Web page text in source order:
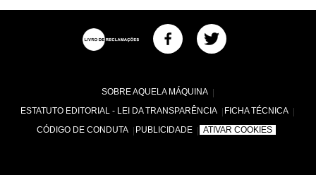
SOBRE AQUELA MÁQUINA
ESTATUTO EDITORIAL - LEI DA TRANSPARÊNCIA
FICHA TÉCNICA
CÓDIGO DE CONDUTA
PUBLICIDADE ATIVAR COOKIES